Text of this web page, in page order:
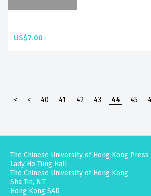
US$7.00
<
< 40 41 42 43 44 45
The Chinese University of Hong Kong Press
Lady Ho Tung Hall
The Chinese University of Hong Kong
Sha Tin, N.T.
Hong Kong SAR